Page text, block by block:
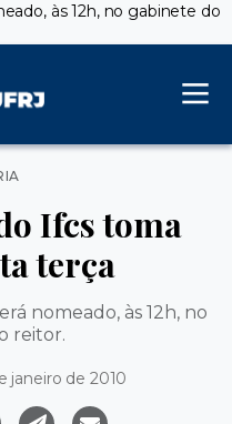
às 12h, no gabinete do
Ifcs toma
terça
nomeado, às 12h, no
reitor.
janeiro de 2010